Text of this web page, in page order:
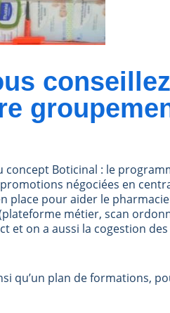
conseillez
concept Boticinal : le
négociées en
place pour aider le
métier, scan
et on a aussi la cogestion
qu’un plan de formations,